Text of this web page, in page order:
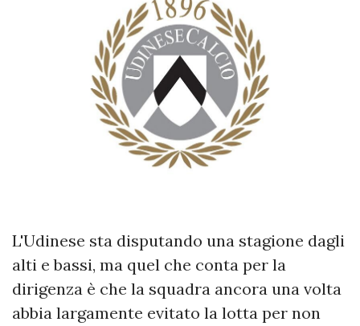
L'Udinese sta disputando una stagione dagli
alti e bassi, ma quel che conta per la
dirigenza è che la squadra ancora una volta
abbia largamente evitato la lotta per non